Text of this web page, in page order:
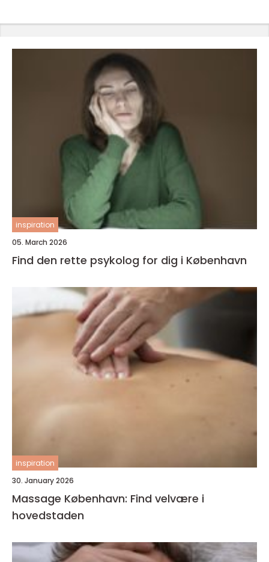
inspiration
05. March 2026
Find den rette psykolog for dig i København
inspiration
30. January 2026
Massage København: Find velvære i
hovedstaden